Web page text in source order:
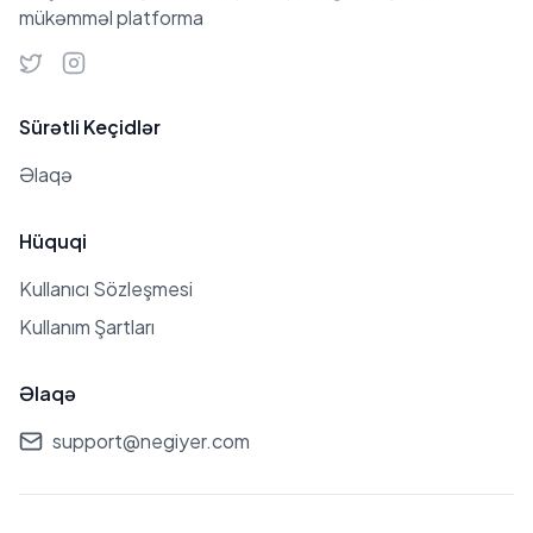
bacısı var. İkiz bənzərlikləri
səbəbindən bəzən bir-birlərinə
mükəmməl platforma
Sürətli Keçidlər
Əlaqə
Hüquqi
Kullanıcı Sözleşmesi
Kullanım Şartları
Əlaqə
support@negiyer.com